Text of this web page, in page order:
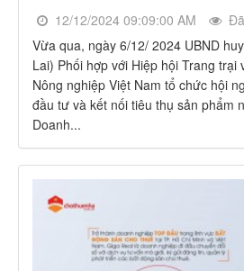
12/12/2024 09:09:00 AM
Vừa qua, ngày 6/12/ 2024 UBND
Lai) Phối hợp với Hiệp hội Trang trại
Nông nghiệp Việt Nam tổ chức hội
đầu tư và kết nối tiêu thụ sản phẩm
Doanh...